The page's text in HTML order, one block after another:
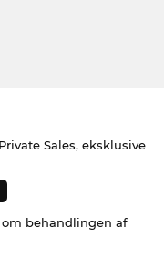
Sales, eksklusive
behandlingen af